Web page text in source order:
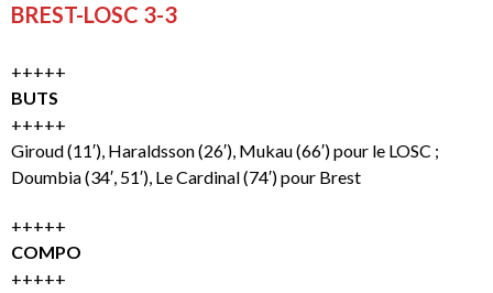
BREST-LOSC 3-3
+++++
BUTS
+++++
Giroud (11′), Haraldsson (26′), Mukau (66′) pour le LOSC ;
Doumbia (34′, 51′), Le Cardinal (74′) pour Brest
+++++
COMPO
+++++